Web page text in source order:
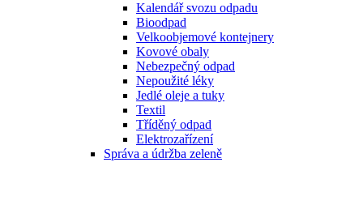
Kalendář svozu odpadu
Bioodpad
Velkoobjemové kontejnery
Kovové obaly
Nebezpečný odpad
Nepoužité léky
Jedlé oleje a tuky
Textil
Tříděný odpad
Elektrozařízení
Správa a údržba zeleně